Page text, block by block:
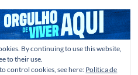
By continuing to use this website,
to their use.
control cookies, see here: Política de